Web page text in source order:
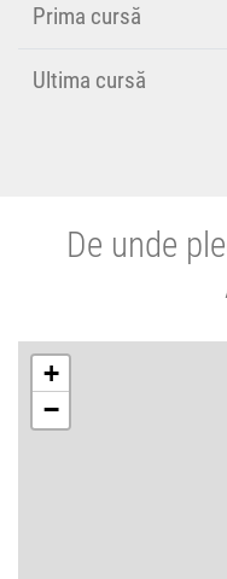
Prima cursă
Ultima cursă
De unde
+
−